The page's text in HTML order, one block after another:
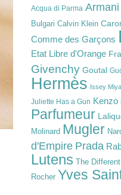
Acqua di Parma Armani
Bulgari Calvin Klein
Comme des Garçons
Etat Libre d'Orange
Givenchy Goutal
Hermès Issey
Juliette Has a Gun Kenzo
Parfumeur
Molinard Mugler
d'Empire Prada
Lutens
The
Rocher Yves